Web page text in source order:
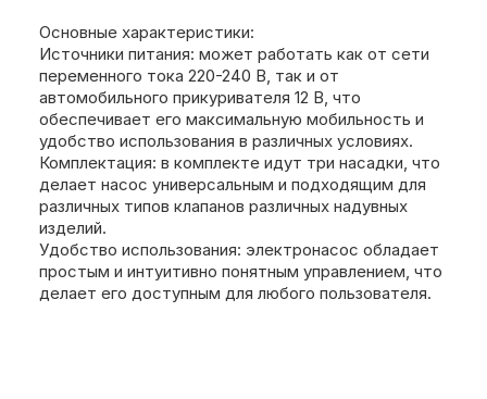
Основные характеристики:
Источники питания: может работать как от сети
переменного тока 220-240 В, так и от
автомобильного прикуривателя 12 В, что
обеспечивает его максимальную мобильность и
удобство использования в различных условиях.
Комплектация: в комплекте идут три насадки, что
делает насос универсальным и подходящим для
различных типов клапанов различных надувных
изделий.
Удобство использования: электронасос обладает
простым и интуитивно понятным управлением, что
делает его доступным для любого пользователя.